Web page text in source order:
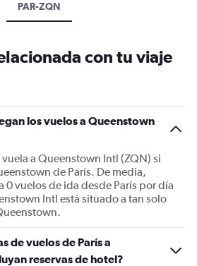
PAR-ZQN
con tu viaje
los vuelos a Queenstown
a Queenstown Intl (ZQN) si
de París. De media,
vuelos de ida desde París por día
Intl está situado a tan solo
de vuelos de París a
reservas de hotel?